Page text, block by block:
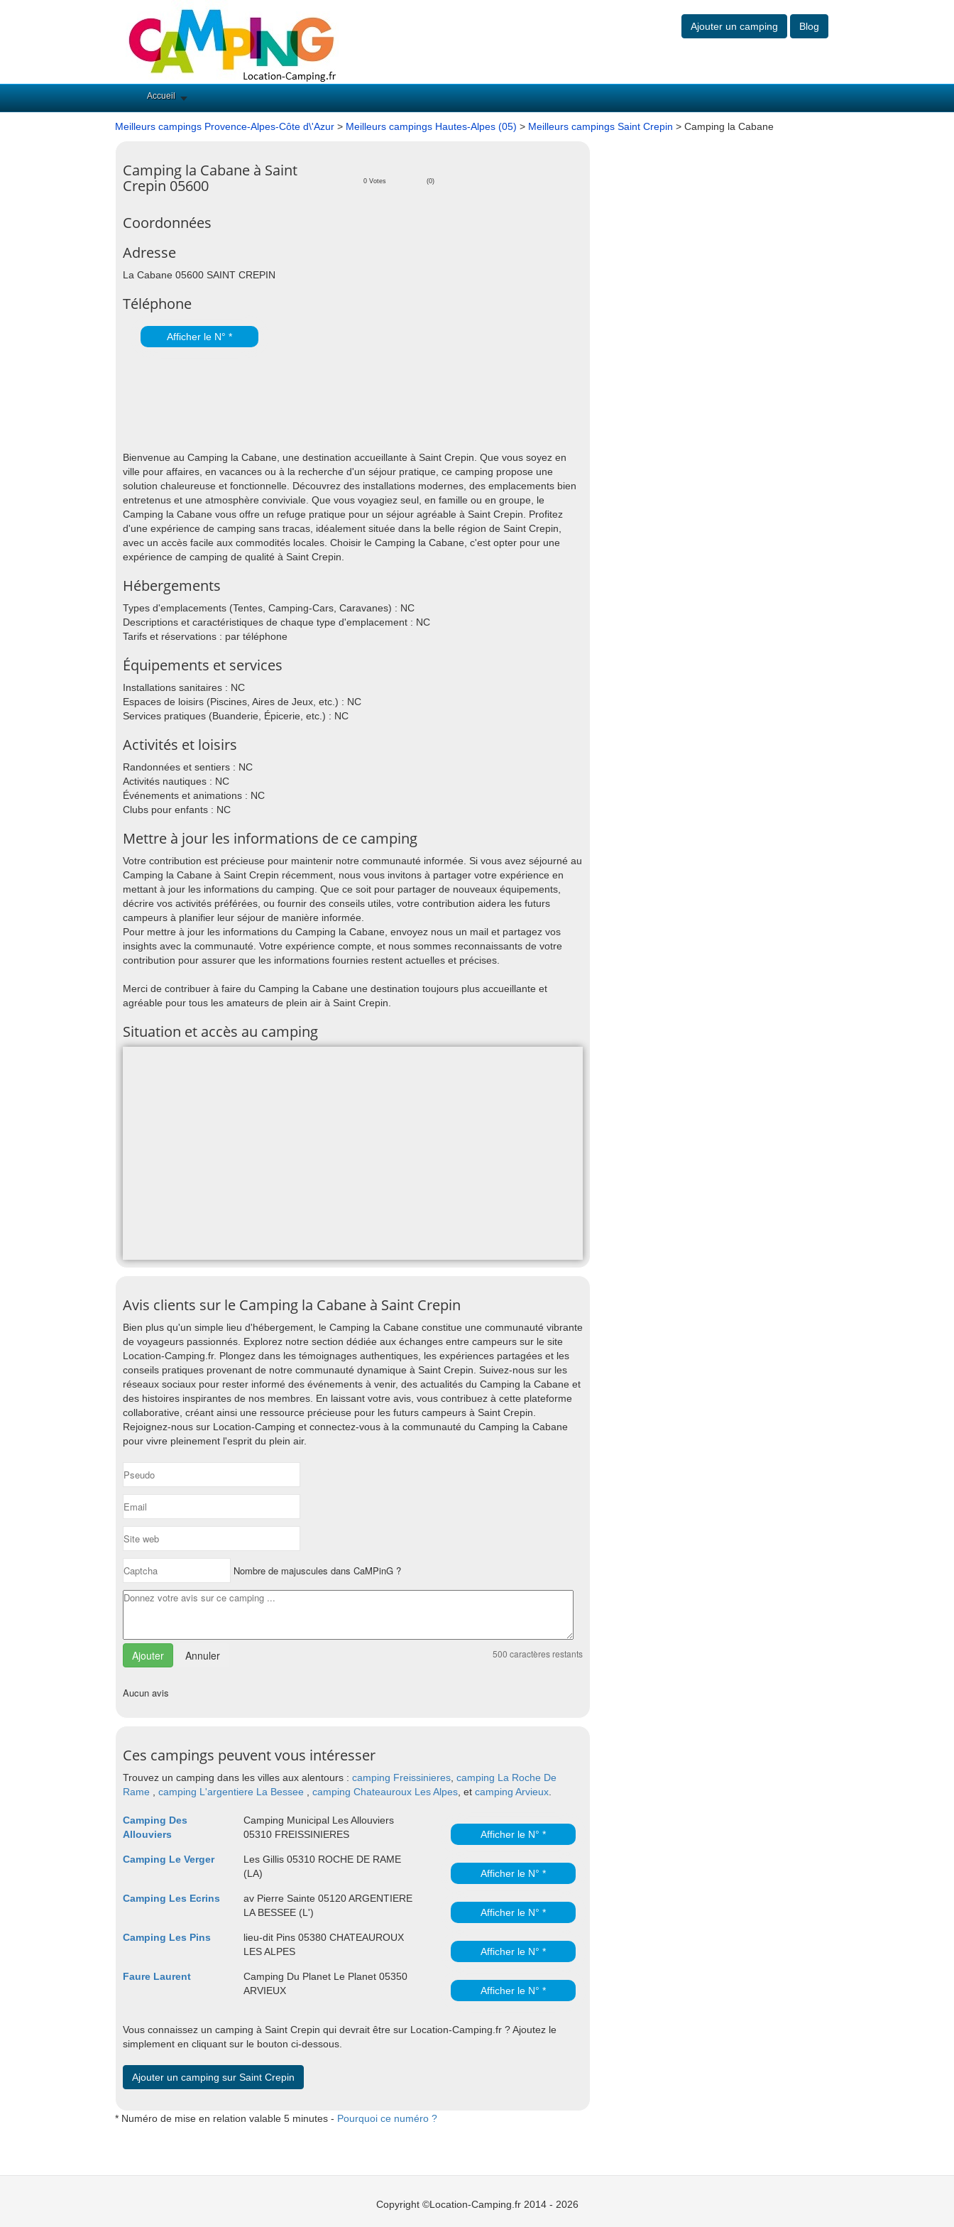
Ajouter un camping Blog
Accueil
Meilleurs campings Provence-Alpes-Côte d\'Azur > Meilleurs campings Hautes-Alpes (05) > Meilleurs campings Saint Crepin > Camping la Cabane
Camping la Cabane à Saint
Crepin 05600
0 Votes (0)
Coordonnées
Adresse
La Cabane 05600 SAINT CREPIN
Téléphone
Afficher le N° *
Bienvenue au Camping la Cabane, une destination accueillante à Saint Crepin. Que vous soyez en
ville pour affaires, en vacances ou à la recherche d'un séjour pratique, ce camping propose une
solution chaleureuse et fonctionnelle. Découvrez des installations modernes, des emplacements bien
entretenus et une atmosphère conviviale. Que vous voyagiez seul, en famille ou en groupe, le
Camping la Cabane vous offre un refuge pratique pour un séjour agréable à Saint Crepin. Profitez
d'une expérience de camping sans tracas, idéalement située dans la belle région de Saint Crepin,
avec un accès facile aux commodités locales. Choisir le Camping la Cabane, c'est opter pour une
expérience de camping de qualité à Saint Crepin.
Hébergements
Types d'emplacements (Tentes, Camping-Cars, Caravanes) : NC
Descriptions et caractéristiques de chaque type d'emplacement : NC
Tarifs et réservations : par téléphone
Équipements et services
Installations sanitaires : NC
Espaces de loisirs (Piscines, Aires de Jeux, etc.) : NC
Services pratiques (Buanderie, Épicerie, etc.) : NC
Activités et loisirs
Randonnées et sentiers : NC
Activités nautiques : NC
Événements et animations : NC
Clubs pour enfants : NC
Mettre à jour les informations de ce camping
Votre contribution est précieuse pour maintenir notre communauté informée. Si vous avez séjourné au
Camping la Cabane à Saint Crepin récemment, nous vous invitons à partager votre expérience en
mettant à jour les informations du camping. Que ce soit pour partager de nouveaux équipements,
décrire vos activités préférées, ou fournir des conseils utiles, votre contribution aidera les futurs
campeurs à planifier leur séjour de manière informée.
Pour mettre à jour les informations du Camping la Cabane, envoyez nous un mail et partagez vos
insights avec la communauté. Votre expérience compte, et nous sommes reconnaissants de votre
contribution pour assurer que les informations fournies restent actuelles et précises.
Merci de contribuer à faire du Camping la Cabane une destination toujours plus accueillante et
agréable pour tous les amateurs de plein air à Saint Crepin.
Situation et accès au camping
Avis clients sur le Camping la Cabane à Saint Crepin
Bien plus qu'un simple lieu d'hébergement, le Camping la Cabane constitue une communauté vibrante
de voyageurs passionnés. Explorez notre section dédiée aux échanges entre campeurs sur le site
Location-Camping.fr. Plongez dans les témoignages authentiques, les expériences partagées et les
conseils pratiques provenant de notre communauté dynamique à Saint Crepin. Suivez-nous sur les
réseaux sociaux pour rester informé des événements à venir, des actualités du Camping la Cabane et
des histoires inspirantes de nos membres. En laissant votre avis, vous contribuez à cette plateforme
collaborative, créant ainsi une ressource précieuse pour les futurs campeurs à Saint Crepin.
Rejoignez-nous sur Location-Camping et connectez-vous à la communauté du Camping la Cabane
pour vivre pleinement l'esprit du plein air.
Nombre de majuscules dans CaMPinG ?
Annuler 500 caractères restants
Aucun avis
Ces campings peuvent vous intéresser
Trouvez un camping dans les villes aux alentours : camping Freissinieres camping La Roche De
Rame
camping L'argentiere La Bessee camping Chateauroux Les Alpes , et camping Arvieux
Camping Des
Allouviers
Camping Municipal Les Allouviers
05310 FREISSINIERES
Afficher le N° *
Camping Le Verger
Les Gillis 05310 ROCHE DE RAME
(LA)
Afficher le N° *
Camping Les Ecrins
av Pierre Sainte 05120 ARGENTIERE
LA BESSEE (L')
Afficher le N° *
Camping Les Pins
lieu-dit Pins 05380 CHATEAUROUX
LES ALPES
Afficher le N° *
Faure Laurent
Camping Du Planet Le Planet 05350
ARVIEUX
Afficher le N° *
Vous connaissez un camping à Saint Crepin qui devrait être sur Location-Camping.fr ? Ajoutez le
simplement en cliquant sur le bouton ci-dessous.
Ajouter un camping sur Saint Crepin
* Numéro de mise en relation valable 5 minutes - Pourquoi ce numéro ?
Copyright ©Location-Camping.fr 2014 - 2026